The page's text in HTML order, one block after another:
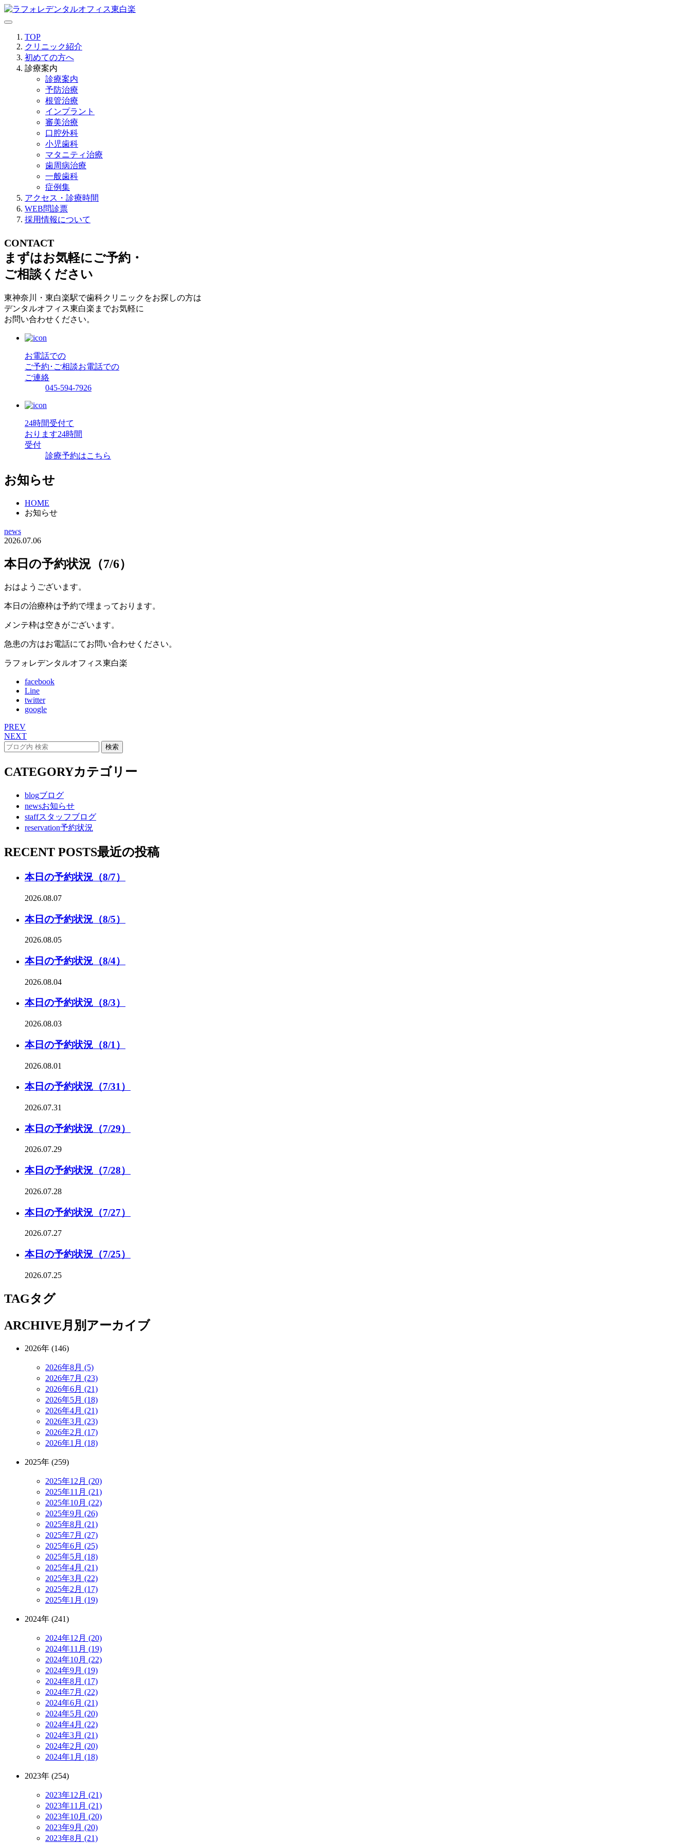
TOP
クリニック紹介
初めての方へ
診療案内
診療案内
予防治療
根管治療
インプラント
審美治療
口腔外科
小児歯科
マタニティ治療
歯周病治療
一般歯科
症例集
アクセス・診療時間
WEB問診票
採用情報について
CONTACT
まずはお気軽にご予約・
ご相談ください
東神奈川・東白楽駅で歯科クリニックをお探しの方は
デンタルオフィス東白楽までお気軽に
お問い合わせください。
お電話での
ご予約･ご相談お電話での
ご連絡
045-594-7926
24時間受付て
おります24時間
受付
診療予約はこちら
お知らせ
HOME
お知らせ
news
2026.07.06
本日の予約状況（7/6）
おはようございます。
本日の治療枠は予約で埋まっております。
メンテ枠は空きがございます。
急患の方はお電話にてお問い合わせください。
ラフォレデンタルオフィス東白楽
facebook
Line
twitter
google
PREV
NEXT
CATEGORYカテゴリー
blogブログ
newsお知らせ
staffスタッフブログ
reservation予約状況
RECENT POSTS最近の投稿
本日の予約状況（8/7）
2026.08.07
本日の予約状況（8/5）
2026.08.05
本日の予約状況（8/4）
2026.08.04
本日の予約状況（8/3）
2026.08.03
本日の予約状況（8/1）
2026.08.01
本日の予約状況（7/31）
2026.07.31
本日の予約状況（7/29）
2026.07.29
本日の予約状況（7/28）
2026.07.28
本日の予約状況（7/27）
2026.07.27
本日の予約状況（7/25）
2026.07.25
TAGタグ
ARCHIVE月別アーカイブ
2026年 (146)
2026年8月 (5)
2026年7月 (23)
2026年6月 (21)
2026年5月 (18)
2026年4月 (21)
2026年3月 (23)
2026年2月 (17)
2026年1月 (18)
2025年 (259)
2025年12月 (20)
2025年11月 (21)
2025年10月 (22)
2025年9月 (26)
2025年8月 (21)
2025年7月 (27)
2025年6月 (25)
2025年5月 (18)
2025年4月 (21)
2025年3月 (22)
2025年2月 (17)
2025年1月 (19)
2024年 (241)
2024年12月 (20)
2024年11月 (19)
2024年10月 (22)
2024年9月 (19)
2024年8月 (17)
2024年7月 (22)
2024年6月 (21)
2024年5月 (20)
2024年4月 (22)
2024年3月 (21)
2024年2月 (20)
2024年1月 (18)
2023年 (254)
2023年12月 (21)
2023年11月 (21)
2023年10月 (20)
2023年9月 (20)
2023年8月 (21)